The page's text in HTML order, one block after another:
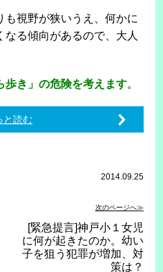
も視野が狭いうえ、何かに
る傾向があるので、大人
歩き」の危険を考えます。
と読む
2014.09.25
次のページへ≫
[緊急提言]神戸小１女児
に何が起きたのか。幼い
子を狙う犯罪が増加、対
策は？